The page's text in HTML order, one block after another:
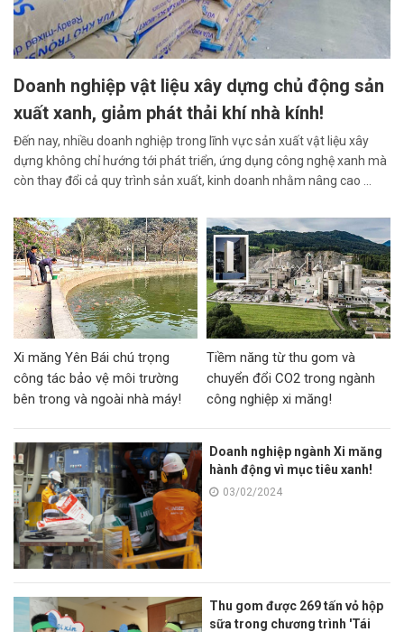
Doanh nghiệp vật liệu xây dựng chủ động sản
xuất xanh, giảm phát thải khí nhà kính!
Đến nay, nhiều doanh nghiệp trong lĩnh vực sản xuất vật liệu xây
dựng không chỉ hướng tới phát triển, ứng dụng công nghệ xanh mà
còn thay đổi cả quy trình sản xuất, kinh doanh nhằm nâng cao ...
Xi măng Yên Bái chú trọng
công tác bảo vệ môi trường
bên trong và ngoài nhà máy!
Tiềm năng từ thu gom và
chuyển đổi CO2 trong ngành
công nghiệp xi măng!
Doanh nghiệp ngành Xi măng
hành động vì mục tiêu xanh!
03/02/2024
Thu gom được 269 tấn vỏ hộp
sữa trong chương trình 'Tái